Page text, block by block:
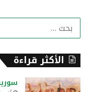
الأكثر قراءة